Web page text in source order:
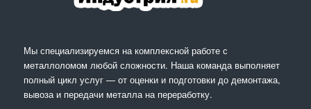
Мы специализируемся на комплексной работе с
металлоломом любой сложности. Наша команда выполняет
полный цикл услуг — от оценки и подготовки до демонтажа,
вывоза и передачи металла на переработку.